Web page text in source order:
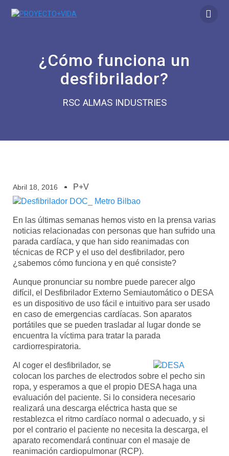
¿Cómo funciona un
desfibrilador?
RSC ALMAS INDUSTRIES
Abril 18, 2016 P+V
En las últimas semanas hemos visto en la prensa varias
noticias relacionadas con personas que han sufrido una
parada cardíaca, y que han sido reanimadas con
técnicas de RCP y el uso del desfibrilador, pero
¿sabemos cómo funciona y en qué consiste?
Aunque pronunciar su nombre puede parecer algo
difícil, el Desfibrilador Externo Semiautomático o DESA
es un dispositivo de uso fácil e intuitivo para ser usado
en caso de emergencias cardíacas. Son aparatos
portátiles que se pueden trasladar al lugar donde se
encuentra la víctima para tratar la parada
cardiorrespiratoria.
Al coger el desfibrilador, se
colocan los parches de electrodos sobre el pecho sin
ropa, y esperamos a que el propio DESA haga una
evaluación del paciente. Si lo considera necesario
realizará una descarga eléctrica hasta que se
restablezca el ritmo cardíaco normal o adecuado, y si
por el contrario el paciente no necesita la descarga, el
aparato recomendará continuar con el masaje de
reanimación cardiopulmonar (RCP).